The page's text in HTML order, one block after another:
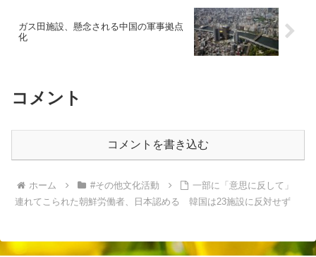
ガス田施設、懸念される中国の軍事拠点
化
コメント
コメントを書き込む
ホーム #その他文化活動
一部に「意思に反して」
連れてこられた朝鮮労働者、日本認める 韓国は23施設に反対せず